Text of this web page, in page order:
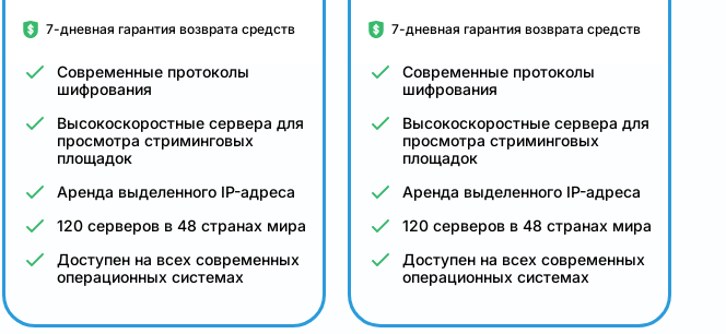
7-дневная гарантия возврата средств
Современные протоколы
шифрования
Высокоскоростные сервера для
просмотра стриминговых
площадок
Аренда выделенного IP-адреса
120 серверов в 48 странах мира
Доступен на всех современных
операционных системах
7-дневная гарантия возврата средств
Современные протоколы
шифрования
Высокоскоростные сервера для
просмотра стриминговых
площадок
Аренда выделенного IP-адреса
120 серверов в 48 странах мира
Доступен на всех современных
операционных системах